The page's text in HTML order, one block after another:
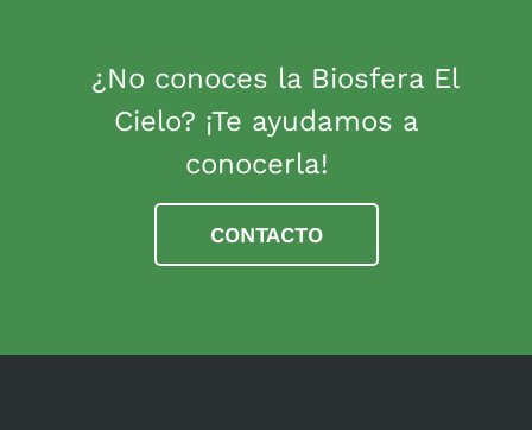
¿No conoces la Biosfera El
Cielo? ¡Te ayudamos a
conocerla!
CONTACTO